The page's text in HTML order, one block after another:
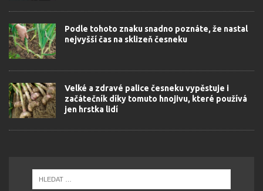
Podle tohoto znaku snadno poznáte, že nastal
nejvyšší čas na sklizeň česneku
Velké a zdravé palice česneku vypěstuje i
začátečník díky tomuto hnojivu, které používá
jen hrstka lidí